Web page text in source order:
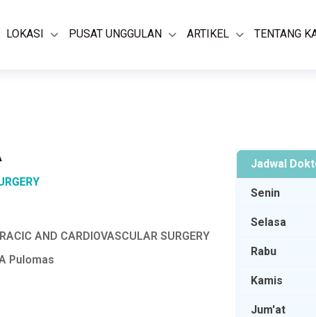
LOKASI PUSAT UNGGULAN ARTIKEL TENTANG
AND CARDIOVASCULAR SURGERY
Pulomas
Jadwal
Senin
Selasa
Rabu
Kamis
Jum'at